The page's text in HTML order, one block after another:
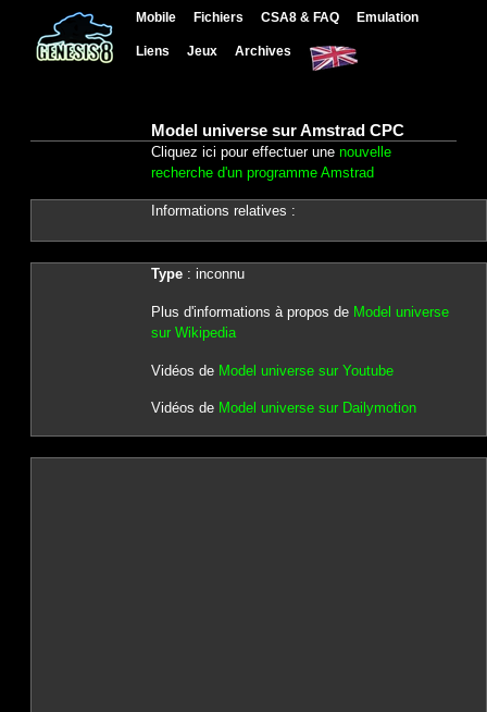
Mobile Fichiers CSA8 & FAQ Emulation
Liens Jeux Archives
Model universe sur Amstrad CPC
Cliquez ici pour effectuer une nouvelle
recherche d'un programme Amstrad
Informations relatives :
Type: inconnu
Plus d'informations à propos de Model universe
sur Wikipedia
Vidéos de Model universe sur Youtube
Vidéos de Model universe sur Dailymotion